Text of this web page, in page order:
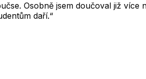
Osobně jsem doučoval již
daří.“